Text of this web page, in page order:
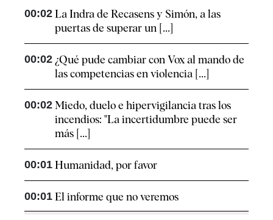
00:02 La Indra de Recasens y Simón, a las
puertas de superar un [...]
00:02 ¿Qué pude cambiar con Vox al mando de
las competencias en violencia [...]
00:02 Miedo, duelo e hipervigilancia tras los
incendios: "La incertidumbre puede ser
más [...]
00:01 Humanidad, por favor
00:01 El informe que no veremos